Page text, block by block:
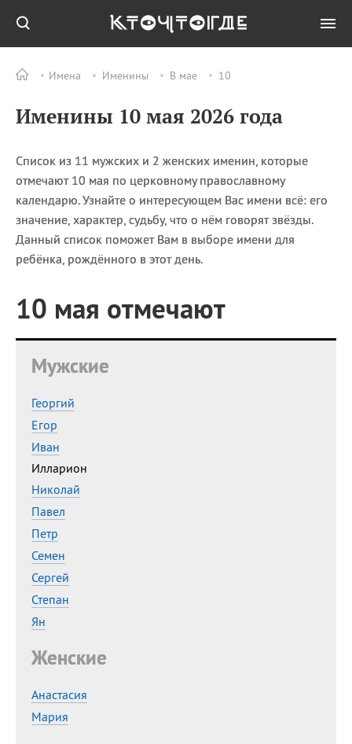
Имена Именины В мае 10
Именины 10 мая 2026 года
Список из 11 мужских и 2 женских именин, которые
отмечают 10 мая по церковному православному
календарю. Узнайте о интересующем Вас имени всё: его
значение, характер, судьбу, что о нём говорят звёзды.
Данный список поможет Вам в выборе имени для
ребёнка, рождённого в этот день.
10 мая отмечают
Мужские
Георгий
Егор
Иван
Илларион
Николай
Павел
Петр
Семен
Сергей
Степан
Ян
Женские
Анастасия
Мария
ПРАЗДНИКИ
06.08 День
железнодорожных
06.08 Международный день
«Врачи мира за мир»
06.08 День огненной воды
День грибного дождя
06.08
ИМЕНА
Все